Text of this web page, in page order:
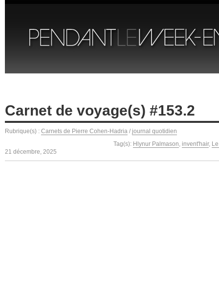
Carnet de voyage(s) #153.2
Rubrique(s) : Carnets de Pierre Cohen-Hadria / journal quotidien
Tag(s): Hlynur Palmason, invent'hair,
21 décembre, 2025